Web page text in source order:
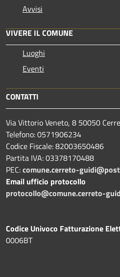
Avvisi
VIVERE IL COMUNE
Luoghi
Eventi
CONTATTI
Via Vittorio Veneto, 8 50050
Telefono: 0571906234
Codice Fiscale: 82003650486
Partita IVA: 03378170488
PEC:comune.cerreto-
Email ufficio protocollo
protocollo@comune.cerreto-
Codice Univoco Fatturazione
0006BT